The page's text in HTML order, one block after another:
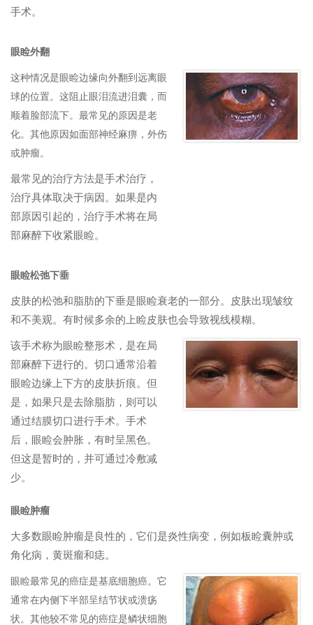
手术。
眼睑外翻
这种情况是眼睑边缘向外翻到远离眼
球的位置。这阻止眼泪流进泪囊，而
顺着脸部流下。最常见的原因是老
化。其他原因如面部神经麻痹，外伤
或肿瘤。
最常见的治疗方法是手术治疗，
治疗具体取决于病因。如果是内
部原因引起的，治疗手术将在局
部麻醉下收紧眼睑。
眼睑松弛下垂
皮肤的松弛和脂肪的下垂是眼睑衰老的一部分。皮肤出现皱纹
和不美观。有时候多余的上睑皮肤也会导致视线模糊。
该手术称为眼睑整形术，是在局
部麻醉下进行的。切口通常沿着
眼睑边缘上下方的皮肤折痕。但
是，如果只是去除脂肪，则可以
通过结膜切口进行手术。手术
后，眼睑会肿胀，有时呈黑色。
但这是暂时的，并可通过冷敷减
少。
眼睑肿瘤
大多数眼睑肿瘤是良性的，它们是炎性病变，例如板睑囊肿或
角化病，黄斑瘤和痣。
眼睑最常见的癌症是基底细胞癌。它
通常在内侧下半部呈结节状或溃疡
状。其他较不常见的癌症是鳞状细胞